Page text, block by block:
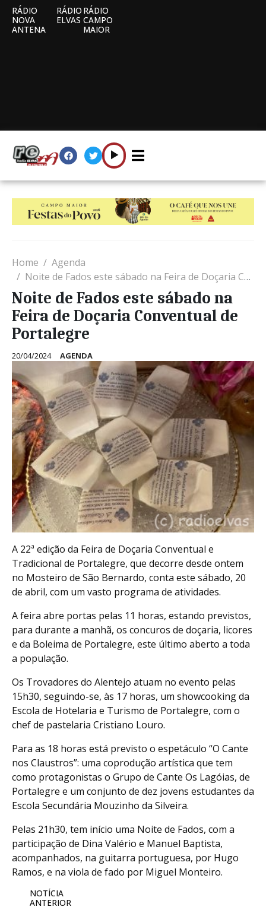
RÁDIO
NOVA
ANTENA
RÁDIO
ELVAS
RÁDIO
CAMPO
MAIOR
Home
Agenda
Noite de Fados este sábado na Feira de Doçaria Conventual de Portalegre
Noite de Fados este sábado na
Feira de Doçaria Conventual de
Portalegre
20/04/2024 AGENDA
A 22ª edição da Feira de Doçaria Conventual e
Tradicional de Portalegre, que decorre desde ontem
no Mosteiro de São Bernardo, conta este sábado, 20
de abril, com um vasto programa de atividades.
A feira abre portas pelas 11 horas, estando previstos,
para durante a manhã, os concuros de doçaria, licores
e da Boleima de Portalegre, este último aberto a toda
a população.
Os Trovadores do Alentejo atuam no evento pelas
15h30, seguindo-se, às 17 horas, um showcooking da
Escola de Hotelaria e Turismo de Portalegre, com o
chef de pastelaria Cristiano Louro.
Para as 18 horas está previsto o espetáculo “O Cante
nos Claustros”: uma coprodução artística que tem
como protagonistas o Grupo de Cante Os Lagóias, de
Portalegre e um conjunto de dez jovens estudantes da
Escola Secundária Mouzinho da Silveira.
Pelas 21h30, tem início uma Noite de Fados, com a
participação de Dina Valério e Manuel Baptista,
acompanhados, na guitarra portuguesa, por Hugo
Ramos, e na viola de fado por Miguel Monteiro.
NOTÍCIA
ANTERIOR